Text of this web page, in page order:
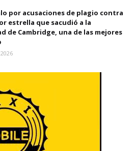
por acusaciones de plagio contra
estrella que sacudió a la
de Cambridge, una de las mejores